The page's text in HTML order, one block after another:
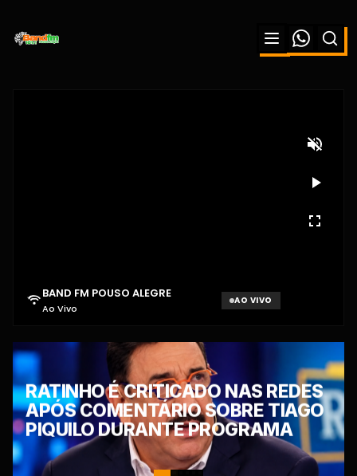
BAND FM POUSO ALEGRE
Ao Vivo
AO VIVO
PIQUILO DURANTE PROGRAMA